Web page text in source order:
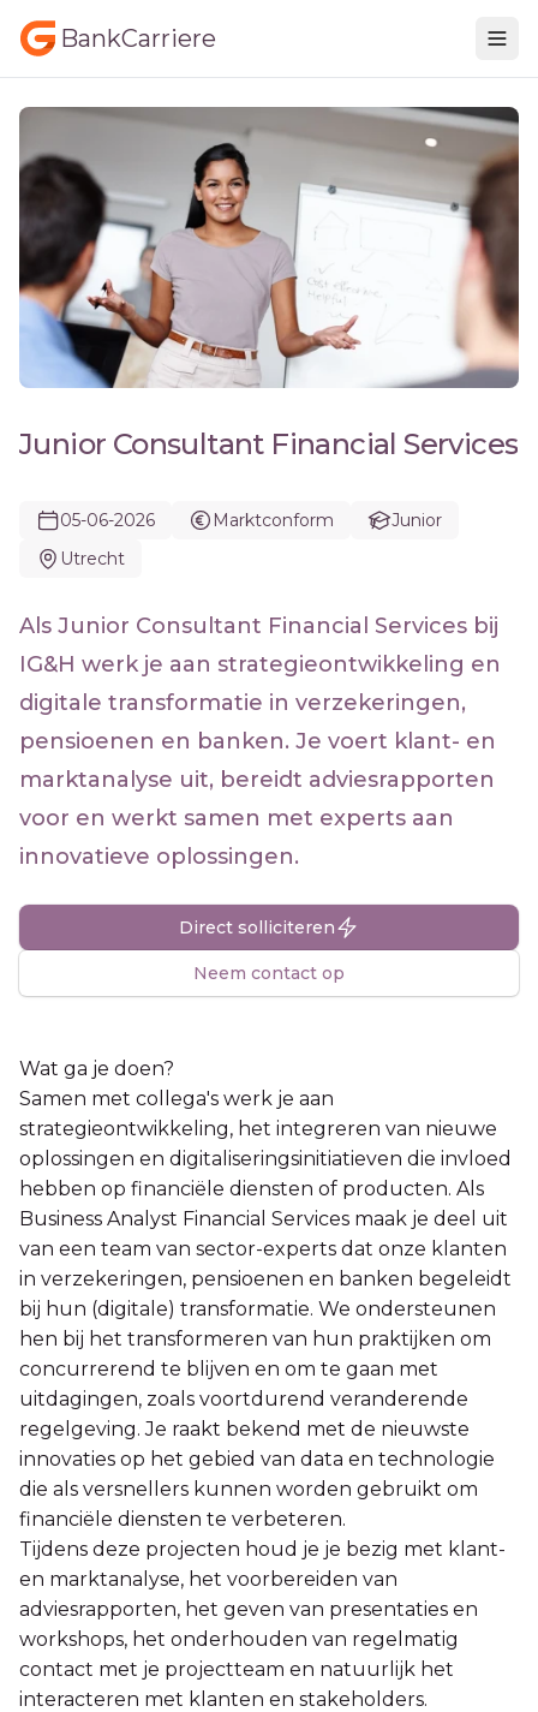
BankCarriere
Junior Consultant Financial Services
05-06-2026 Marktconform
Junior
Utrecht
Als Junior Consultant Financial Services bij
IG&H werk je aan strategieontwikkeling en
digitale transformatie in verzekeringen,
pensioenen en banken. Je voert klant- en
marktanalyse uit, bereidt adviesrapporten
voor en werkt samen met experts aan
innovatieve oplossingen.
Direct solliciteren
Neem contact op
Wat ga je doen?
Samen met collega's werk je aan
strategieontwikkeling, het integreren van nieuwe
oplossingen en digitaliseringsinitiatieven die invloed
hebben op financiële diensten of producten. Als
Business Analyst Financial Services maak je deel uit
van een team van sector-experts dat onze klanten
in verzekeringen, pensioenen en banken begeleidt
bij hun (digitale) transformatie. We ondersteunen
hen bij het transformeren van hun praktijken om
concurrerend te blijven en om te gaan met
uitdagingen, zoals voortdurend veranderende
regelgeving. Je raakt bekend met de nieuwste
innovaties op het gebied van data en technologie
die als versnellers kunnen worden gebruikt om
financiële diensten te verbeteren.
Tijdens deze projecten houd je je bezig met klant-
en marktanalyse, het voorbereiden van
adviesrapporten, het geven van presentaties en
workshops, het onderhouden van regelmatig
contact met je projectteam en natuurlijk het
interacteren met klanten en stakeholders.